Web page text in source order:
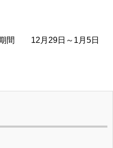
期間 12月29日～1月5日